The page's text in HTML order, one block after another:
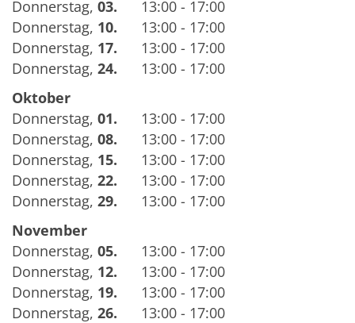
Donnerstag, 03.
13:00 - 17:00
Donnerstag, 10.
13:00 - 17:00
Donnerstag, 17.
13:00 - 17:00
Donnerstag, 24.
13:00 - 17:00
Oktober
Donnerstag, 01.
13:00 - 17:00
Donnerstag, 08.
13:00 - 17:00
Donnerstag, 15.
13:00 - 17:00
Donnerstag, 22.
13:00 - 17:00
Donnerstag, 29.
13:00 - 17:00
November
Donnerstag, 05.
13:00 - 17:00
Donnerstag, 12.
13:00 - 17:00
Donnerstag, 19.
13:00 - 17:00
Donnerstag, 26.
13:00 - 17:00